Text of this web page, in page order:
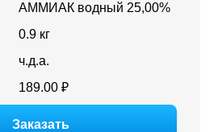
АММИАК водный 25,00%
0.9 кг
ч.д.а.
189.00 ₽
Заказать